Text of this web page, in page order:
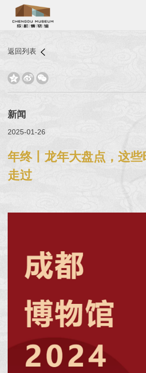
返回列表
  
新闻
2025-01-26
年终丨龙年大盘点，这
走过